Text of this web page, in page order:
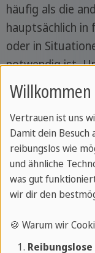
häufig als die
hauptsächlich in
oder in
notwendig ist,
in der
Vertrauen ist uns
Damit dein
reibungslos wie
und ähnliche
was gut
wir dir den
🍪 Warum wir